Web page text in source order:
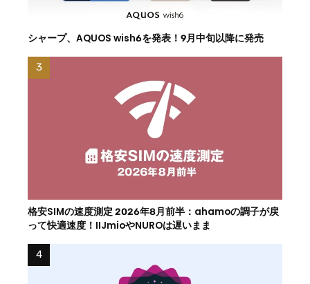
シャープ、AQUOS wish6を発表！9月中旬以降に発売
格安SIMの速度測定 2026年8月前半：ahamoの調子が戻
って快適速度！IIJmioやNUROは遅いまま